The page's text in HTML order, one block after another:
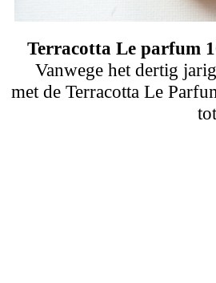
Terracotta Le parfum
Vanwege het dertig
met de Terracotta Le